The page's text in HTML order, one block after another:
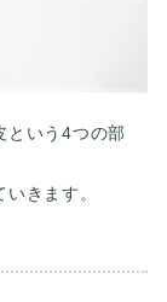
という4つの部
きます。